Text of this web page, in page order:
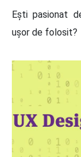
Ești pasionat
ușor de folosit?